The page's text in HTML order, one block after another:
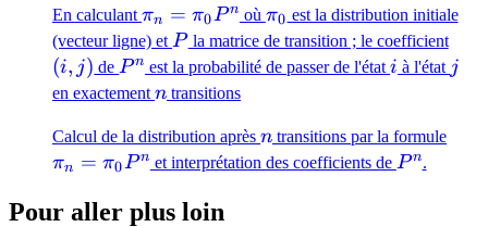
En calculant \pi_n
=
\pi_0
P^n
πn = π0P n où \pi_0
π0 est la distribution initiale
(vecteur ligne) et P
Pla matrice de transition ; le coefficient(i,j)
(i, j) de P^n
P n est la probabilité de passer de l'état i
i à l'état jj
en exactement n
n transitions
Calcul de la distribution après n
n transitions par la formule
πn = π0P n et interprétation des coefficients de P^n
P n.
Pour aller plus loin